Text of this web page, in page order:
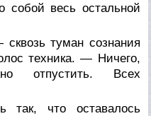
собой весь остальной
туман сознания
техника. — Ничего,
отпустить. Всех
так, что оставалось